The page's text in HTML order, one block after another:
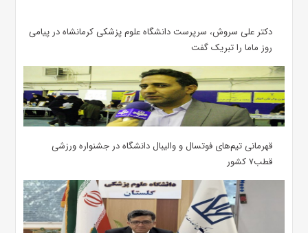
دکتر علی سروش، سرپرست دانشگاه علوم پزشکی کرمانشاه در پیامی
روز ماما را تبریک گفت
قهرمانی تیم‌های فوتسال و والیبال دانشگاه در جشنواره ورزشی
قطب۷ کشور